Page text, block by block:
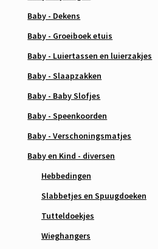
Baby - Dekens
Baby - Groeiboek etuis
Baby - Luiertassen en luierzakjes
Baby - Slaapzakken
Baby - Baby Slofjes
Baby - Speenkoorden
Baby - Verschoningsmatjes
Baby en Kind - diversen
Hebbedingen
Slabbetjes en Spuugdoeken
Tutteldoekjes
Wieghangers